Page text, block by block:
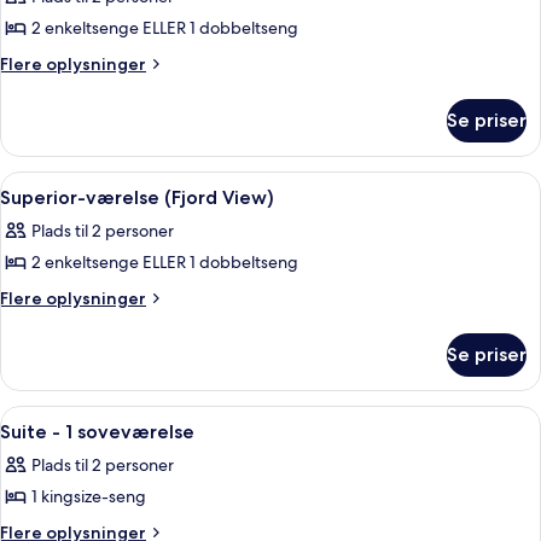
af
Superior-
terrasse
2 enkeltsenge ELLER 1 dobbeltseng
Flere oplysninger
Flere
værelse
terrasse
Se priser
Indlæs
alle
billeder
af
Superior-
View)
Et hotelværelse med en stor seng,
4
Superior-værelse (Fjord View)
Plads til 2 personer
2 enkeltsenge ELLER 1 dobbeltseng
Flere oplysninger
Flere
værelse
(Fjord
View)
Se priser
Indlæs
alle
billeder
af
Suite
Et hotelværelse med seng, fjernsyn,
6
Suite - 1 soveværelse
Plads til 2 personer
1 kingsize-seng
Flere oplysninger
Flere